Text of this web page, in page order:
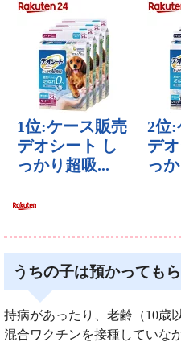
うちの子は預かっても
持病があったり、老齢（10歳
混合ワクチンを接種していな